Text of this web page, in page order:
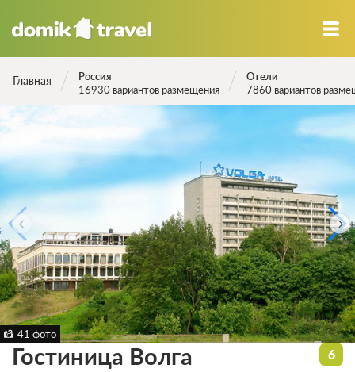
Главная
Россия
16930 вариантов размещения
Отели
7860 вариантов
41 фото
Гостиница Волга 6